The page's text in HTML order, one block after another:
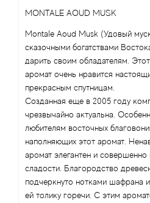
MONTALE AOUD MUSK
Montale Aoud Musk (Удовый
сказочными богатствами
дарить своим обладателям.
аромат очень нравится
прекрасным спутницам.
Созданная еще в 2005 году
чрезвычайно актуальна.
любителям восточных
наполняющих этот аромат.
аромат элегантен и совершенно
сладости. Благородство
подчеркнуто нотками шафрана
ей толику горечи. С этим
Amouage
Amouroud
Andre L'Arom
Angel Schlesser
Anima Mundi
Anna Sui
Annayake